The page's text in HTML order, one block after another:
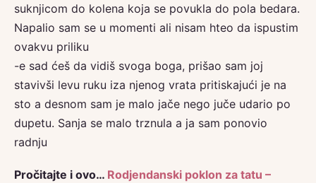
suknjicom do kolena koja se povukla do pola bedara.
Napalio sam se u momenti ali nisam hteo da ispustim
ovakvu priliku
-e sad ćeš da vidiš svoga boga, prišao sam joj
stavivši levu ruku iza njenog vrata pritiskajući je na
sto a desnom sam je malo jače nego juče udario po
dupetu. Sanja se malo trznula a ja sam ponovio
radnju
Pročitajte i ovo… Rodjendanski poklon za tatu –